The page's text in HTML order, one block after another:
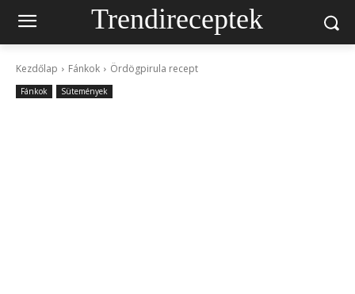
Trendireceptek
Kezdőlap Fánkok Ördögpirula recept
Fánkok Sütemények